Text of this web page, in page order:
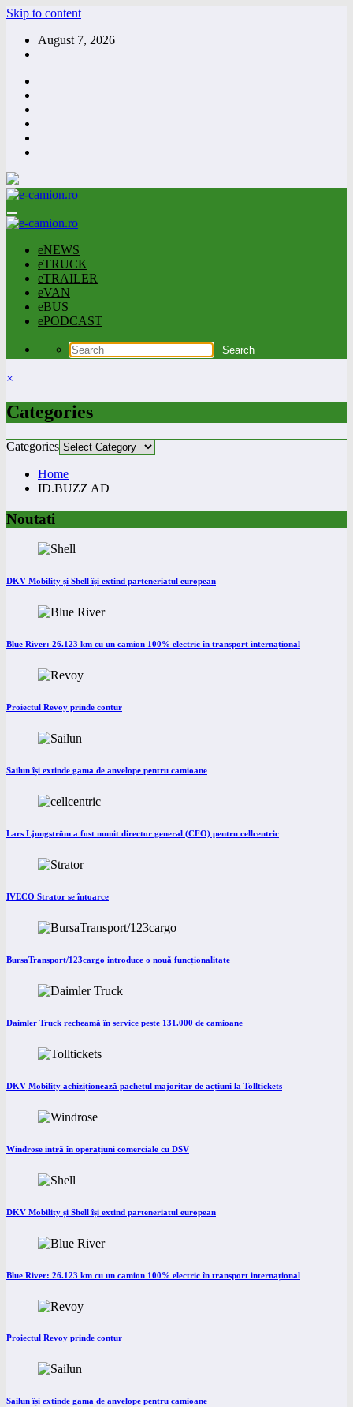
Skip to content
August 7, 2026
eNEWS
eTRUCK
eTRAILER
eVAN
eBUS
ePODCAST
×
Categories
Categories
Home
ID.BUZZ AD
Noutati
DKV Mobility și Shell își extind parteneriatul european
Blue River: 26.123 km cu un camion 100% electric în transport internațional
Proiectul Revoy prinde contur
Sailun își extinde gama de anvelope pentru camioane
Lars Ljungström a fost numit director general (CFO) pentru cellcentric
IVECO Strator se întoarce
BursaTransport/123cargo introduce o nouă funcționalitate
Daimler Truck recheamă în service peste 131.000 de camioane
DKV Mobility achiziționează pachetul majoritar de acțiuni la Tolltickets
Windrose intră în operațiuni comerciale cu DSV
DKV Mobility și Shell își extind parteneriatul european
Blue River: 26.123 km cu un camion 100% electric în transport internațional
Proiectul Revoy prinde contur
Sailun își extinde gama de anvelope pentru camioane